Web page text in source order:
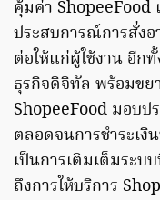
คุ้มค่า ShopeeFood
ประสบการณ์การสั่งอ
ต่อให้แก่ผู้ใช้งาน อีก
ธุรกิจดิจิทัล พร้อมขย
ShopeeFood มอบป
ตลอดจนการชำระเ
เป็นการเติมเต็มระบ
ถึงการให้บริการ